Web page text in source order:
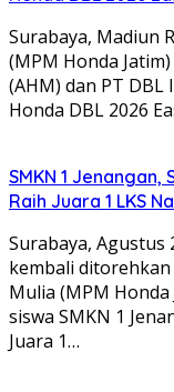
Surabaya, Madiun
(MPM Honda
(AHM) dan PT
Honda DBL 2026
SMKN 1 Jenangan,
Raih Juara 1 LKS
Surabaya, Agustus
kembali
Mulia (MPM Honda
siswa SMKN 1
Juara 1…